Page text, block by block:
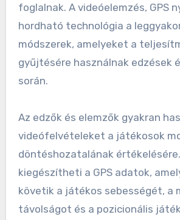
foglalnak. A videóelemzés, GPS
hordható technológia a
módszerek, amelyeket a
gyűjtésére használnak edzések
során.
Az edzők és elemzők gyakran
videófelvételeket a játékosok
döntéshozatalának
kiegészítheti a GPS adatok,
követik a játékos sebességét, a
távolságot és a pozicionális